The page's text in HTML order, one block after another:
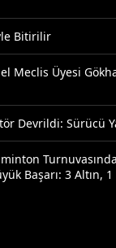
Bitirilir
Meclis Üyesi
Devrildi: Sürücü
Başarı: 3 Altın,